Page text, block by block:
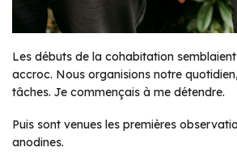
Les débuts de la cohabitation
accroc. Nous organisions notre
tâches. Je commençais à me détendre.
Puis sont venues les premières
anodines.